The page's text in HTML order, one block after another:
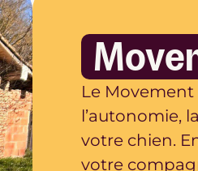
Le
l’autonomie,
votre chien.
votre